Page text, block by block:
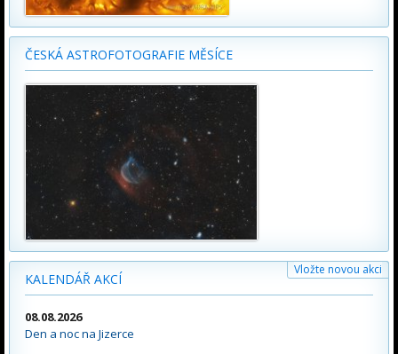
ČESKÁ ASTROFOTOGRAFIE MĚSÍCE
KALENDÁŘ AKCÍ
Vložte novou akci
08.08.2026
Den a noc na Jizerce